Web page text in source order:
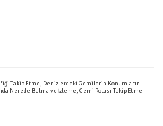
Takip Etme, Denizlerdeki Gemilerin Konumlarını
Nerede Bulma ve İzleme, Gemi Rotası Takip Etme